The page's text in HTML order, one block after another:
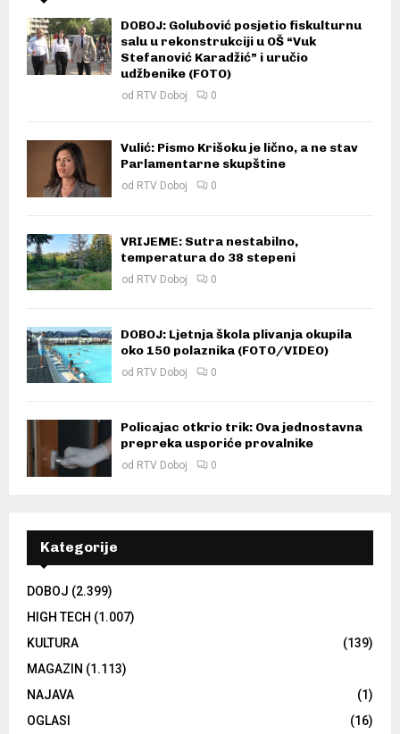
DOBOJ: Golubović posjetio fiskulturnu
salu u rekonstrukciji u OŠ “Vuk
Stefanović Karadžić” i uručio
udžbenike (FOTO)
od RTV Doboj 0
Vulić: Pismo Krišoku je lično, a ne stav
Parlamentarne skupštine
od RTV Doboj 0
VRIJEME: Sutra nestabilno,
temperatura do 38 stepeni
od RTV Doboj 0
DOBOJ: Ljetnja škola plivanja okupila
oko 150 polaznika (FOTO/VIDEO)
od RTV Doboj 0
Policajac otkrio trik: Ova jednostavna
prepreka usporiće provalnike
od RTV Doboj 0
Kategorije
DOBOJ (2.399)
HIGH TECH (1.007)
KULTURA
(139)
MAGAZIN (1.113)
NAJAVA
(1)
OGLASI
(16)